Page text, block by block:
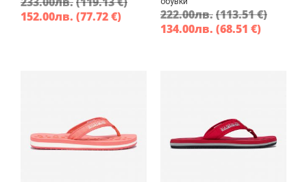
152.00лв. (77.72 €) 222.00лв.(113.51 €)
134.00лв. (68.51 €)